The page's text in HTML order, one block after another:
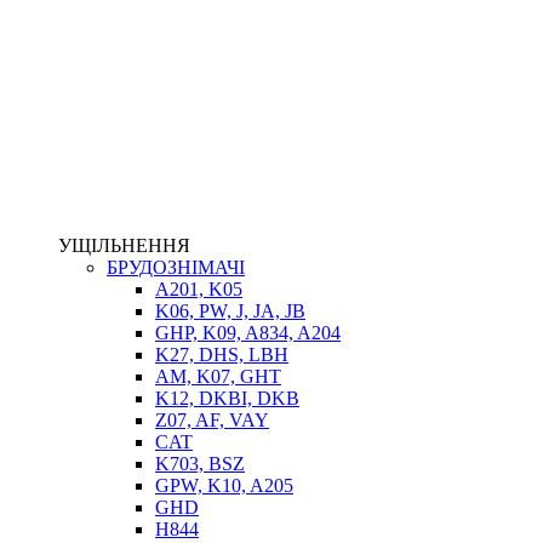
ВТУЛКИ
УЩІЛЬНЕННЯ
БРУДОЗНІМАЧІ
A201, K05
K06, PW, J, JA, JB
GHP, K09, A834, A204
K27, DHS, LBH
AM, K07, GHT
K12, DKBI, DKB
Z07, AF, VAY
CAT
K703, BSZ
GPW, K10, A205
GHD
H844